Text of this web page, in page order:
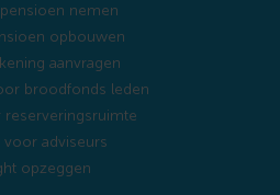
nemen
opbouwen
aanvragen
broodfonds leden
reserveringsruimte
voor adviseurs
opzeggen